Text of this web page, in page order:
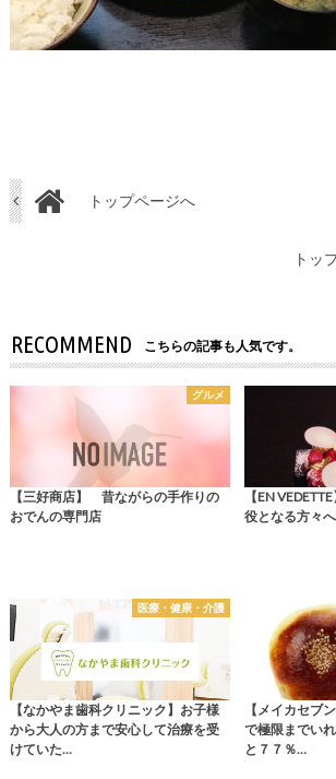
トップページへ
トッ
RECOMMEND こちらの記事も人気です。
グルメ
【三好商店】 昔ながらの手作りの
おでんの専門店
【EN
役となる方々
医療・健康・介護
【なかやま歯科クリニック】お子様
から大人の方まで安心して治療を受
けていた…
【メイカセブ
で極限までい
と７７％…